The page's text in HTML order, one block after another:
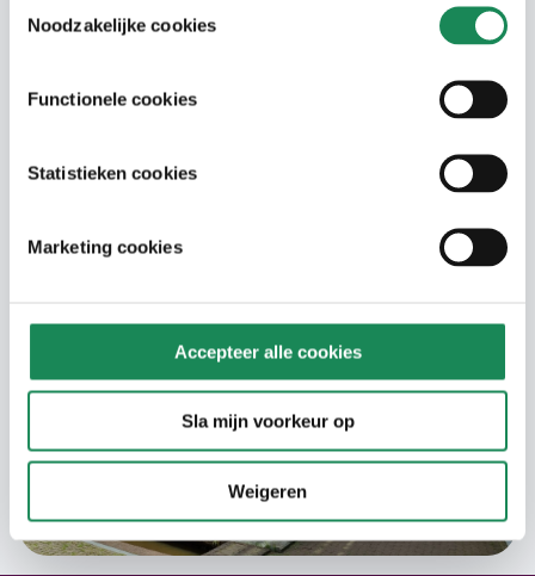
Noodzakelijke cookies
Functionele cookies
Statistieken cookies
Marketing cookies
Accepteer alle cookies
Sla mijn voorkeur op
Weigeren
Werkplaats en Bureau Sociale Raadslieden.
organisaties een fysiek loket in de